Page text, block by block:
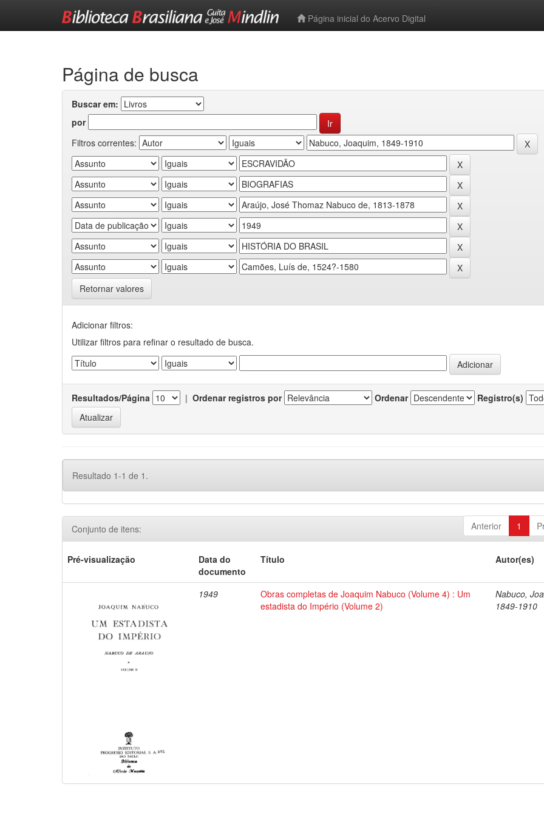
Página inicial do Acervo Digital
Página de busca
Buscar em:
por
Filtros correntes:
Retornar valores
Adicionar filtros:
Utilizar filtros para refinar o resultado de busca.
Resultados/Página | Ordenar registros por Ordenar Registro(s)
Resultado 1-1 de 1.
Anterior 1
Conjunto de itens:
Pré-visualização
Data do
documento
Título Autor(es)
1949
Obras completas de Joaquim Nabuco (Volume 4) : Um
estadista do Império (Volume 2)
Nabuco,
1849-1910